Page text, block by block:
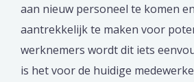
aan nieuw personeel te komen
aantrekkelijk te maken voor
werknemers wordt dit iets
is het voor de huidige